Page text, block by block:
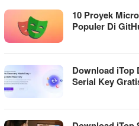
10 Proyek
Populer Di
Download iTop
Serial Key